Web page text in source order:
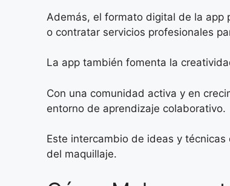
Además, el formato digital de la app
o contratar servicios profesionales
La app también fomenta la
Con una comunidad activa y en
entorno de aprendizaje colaborativo.
Este intercambio de ideas y
del maquillaje.